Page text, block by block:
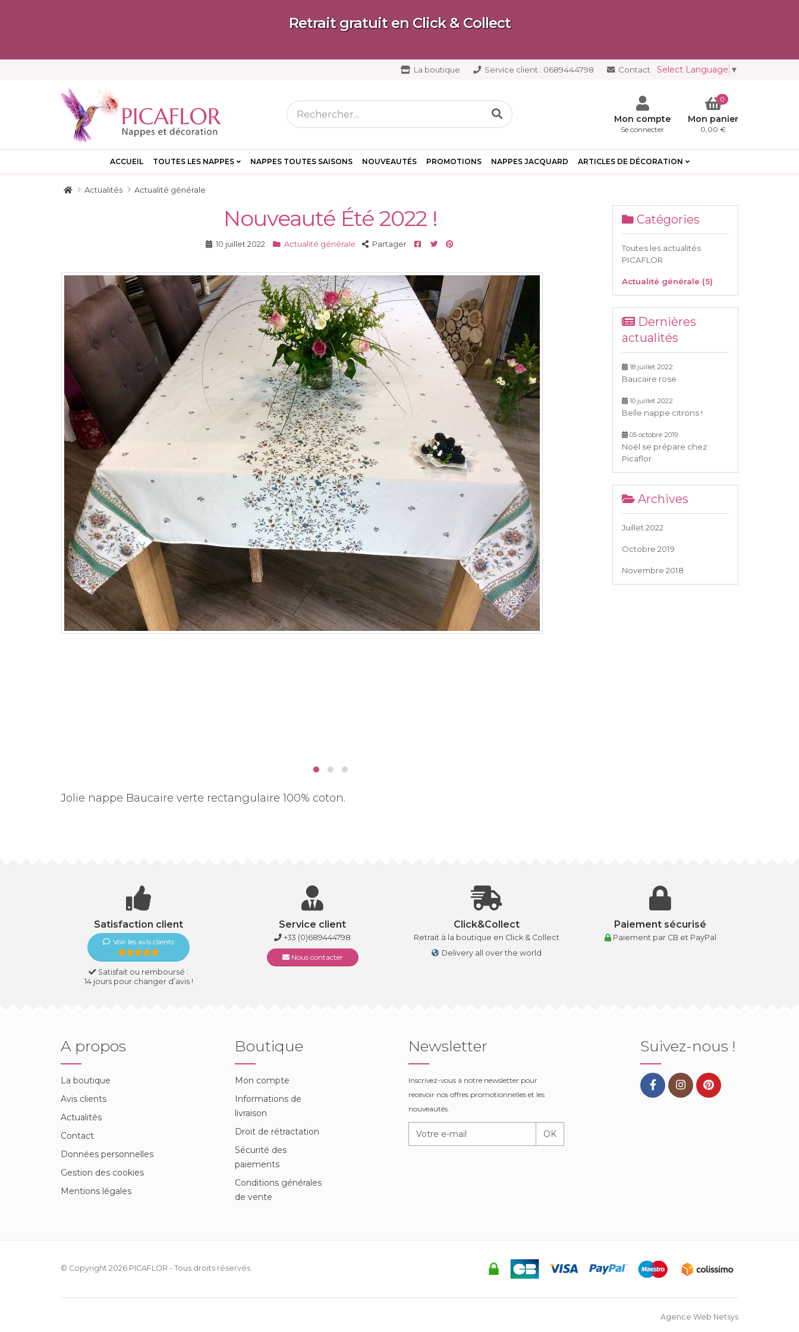
Retrait gratuit en Click & Collect
Select Language ▼
La boutique Service client : 0689444798 Contact
Mon compte
Se connecter
0
Mon panier
0,00 €
ACCUEIL TOUTES LES NAPPES NAPPES TOUTES SAISONS NOUVEAUTÉS PROMOTIONS NAPPES JACQUARD ARTICLES DE DÉCORATION
Actualités Actualité générale
Nouveauté Été 2022 !
10 juillet 2022 Actualité générale Partager Facebook
TwitterPinterest
Jolie nappe Baucaire verte rectangulaire 100% coton.
Catégories
Toutes les actualités
PICAFLOR
Actualité générale (5)
Dernières
actualités
18 juillet 2022
Baucaire rose
10 juillet 2022
Belle nappe citrons !
05 octobre 2019
Noël se prépare chez
Picaflor
Archives
Juillet 2022
Octobre 2019
Novembre 2018
Satisfaction client
Voir les avis clients
Satisfait ou remboursé :
14 jours pour changer d’avis !
Service client
+33 (0)689444798
Nous contacter
Click&Collect
Retrait à la boutique en Click & Collect
Delivery all over the world
Paiement sécurisé
Paiement par CB et PayPal
A propos
La boutique
Avis clients
Actualités
Contact
Données personnelles
Gestion des cookies
Mentions légales
Boutique
Mon compte
Informations de
livraison
Droit de rétractation
Sécurité des
paiements
Conditions générales
de vente
Newsletter
Inscrivez-vous à notre newsletter pour
recevoir nos offres promotionnelles et les
nouveautés.
OK
Suivez-nous !
© Copyright 2026 PICAFLOR - Tous droits réservés.
Agence Web Netsys